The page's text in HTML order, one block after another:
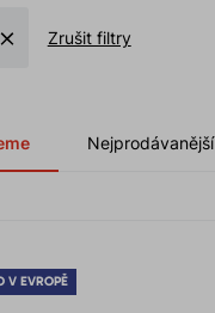
Zrušit filtry
Nejprodávanější
V EVROPĚ